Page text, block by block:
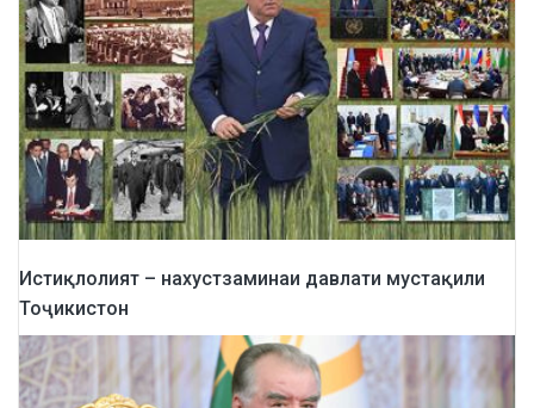
Истиқлолият – нахустзаминаи давлати мустақили
Тоҷикистон